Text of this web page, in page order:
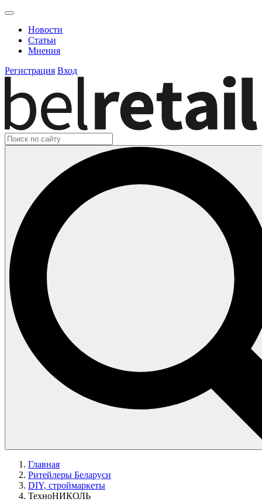
Новости
Статьи
Мнения
Регистрация Вход
Главная
Ритейлеры Беларуси
DIY, строймаркеты
ТехноНИКОЛЬ